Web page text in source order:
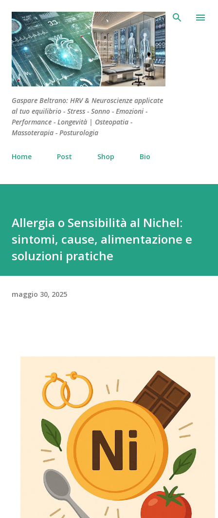
Passa ai contenuti principali
Gaspare Beltrano: HRV & Neuroscienze applicate
al tuo equilibrio - Stress - Sonno - Emozioni -
Performance - Longevità | Osteopatia -
Massoterapia - Posturologia
Home Post Shop Bio
Allergia o Sensibilità al Nichel:
sintomi, cause, alimentazione e
soluzioni pratiche
maggio 30, 2025